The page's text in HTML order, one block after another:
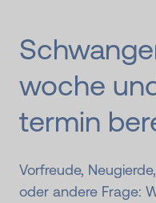
woche
termin
Vorfreude,
oder andere Frage: